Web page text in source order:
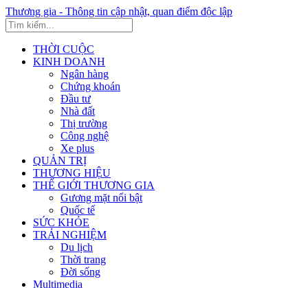
Thương gia - Thông tin cập nhật, quan điểm độc lập
THỜI CUỘC
KINH DOANH
Ngân hàng
Chứng khoán
Đầu tư
Nhà đất
Thị trường
Công nghệ
Xe plus
QUẢN TRỊ
THƯƠNG HIỆU
THẾ GIỚI THƯƠNG GIA
Gương mặt nổi bật
Quốc tế
SỨC KHỎE
TRẢI NGHIỆM
Du lịch
Thời trang
Đời sống
Multimedia